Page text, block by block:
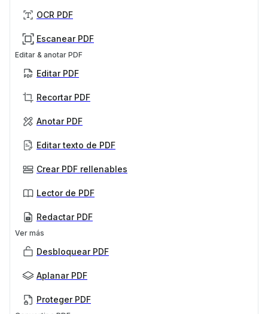
OCR PDF
Escanear PDF
Editar & anotar PDF
Editar PDF
Recortar PDF
Anotar PDF
Editar texto de PDF
Crear PDF rellenables
Lector de PDF
Redactar PDF
Ver más
Desbloquear PDF
Aplanar PDF
Proteger PDF